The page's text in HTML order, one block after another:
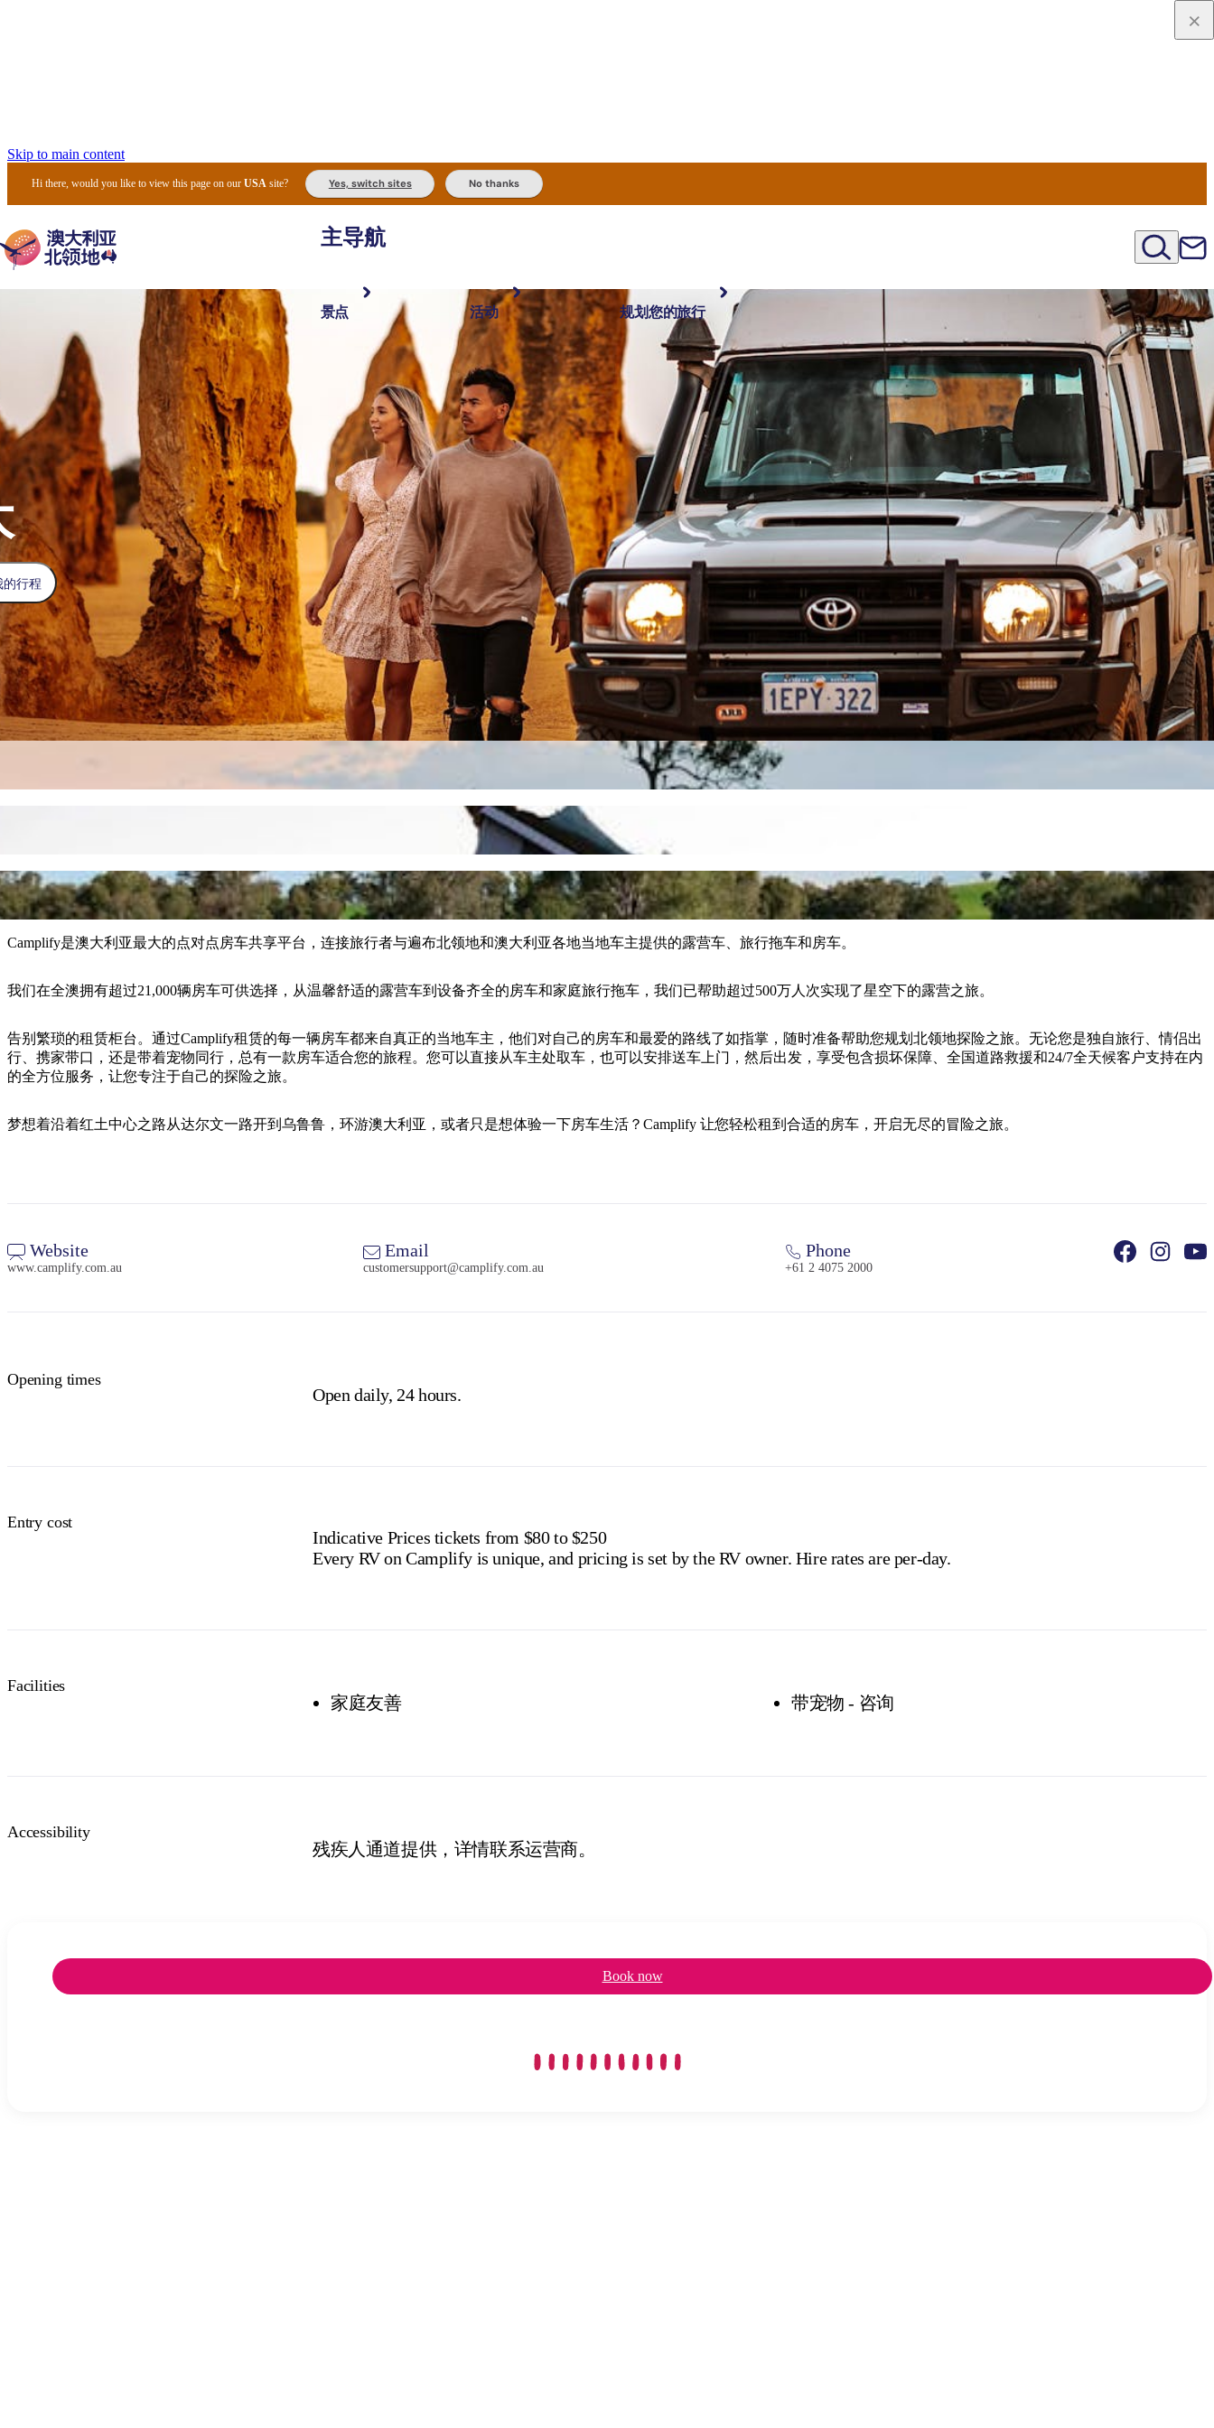
Skip to main content
Hi there, would you like to view this page on ourUSA site? Yes, switch sites No thanks
主导航
景点
最受欢迎目的地 内陆和户外 按地区探索
活动
体验 旅行者类型 精选榜单
规划您的旅行
规划和预订 实用信息 规划工具
搜索:
的行程
Camplify是澳大利亚最大的点对点房车共享平台，连接旅行者与遍布北领地和澳大利亚各地当地车主提供的露营车、旅行拖车和房车。
我们在全澳拥有超过21,000辆房车可供选择，从温馨舒适的露营车到设备齐全的房车和家庭旅行拖车，我们已帮助超过500万人次实现了星空下的露营之旅。
告别繁琐的租赁柜台。通过Camplify租赁的每一辆房车都来自真正的当地车主，他们对自己的房车和最爱的路线了如指掌，随时准备帮助您规划北领地探险之旅。无论您是独自旅行、情侣出
行、携家带口，还是带着宠物同行，总有一款房车适合您的旅程。您可以直接从车主处取车，也可以安排送车上门，然后出发，享受包含损坏保障、全国道路救援和24/7全天候客户支持在内
的全方位服务，让您专注于自己的探险之旅。
梦想着沿着红土中心之路从达尔文一路开到乌鲁鲁，环游澳大利亚，或者只是想体验一下房车生活？Camplify 让您轻松租到合适的房车，开启无尽的冒险之旅。
Website
www.camplify.com.au
Email
customersupport@camplify.com.au
Phone
+61 2 4075 2000
Opening times
Open daily, 24 hours.
Entry cost
Indicative Prices tickets from $80 to $250
Every RV on Camplify is unique, and pricing is set by the RV owner. Hire rates are per-day.
Facilities
家庭友善 带宠物 - 咨询
Accessibility
残疾人通道提供，详情联系运营商。
Book now